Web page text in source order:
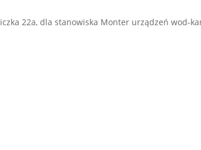
22a, dla stanowiska Monter urządzeń wod-